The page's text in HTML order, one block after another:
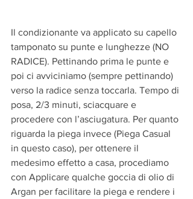
Il condizionante va applicato su capello
tamponato su punte e lunghezze (NO
RADICE). Pettinando prima le punte e
poi ci avviciniamo (sempre pettinando)
verso la radice senza toccarla. Tempo di
posa, 2/3 minuti, sciacquare e
procedere con l’asciugatura. Per quanto
riguarda la piega invece (Piega Casual
in questo caso), per ottenere il
medesimo effetto a casa, procediamo
con Applicare qualche goccia di olio di
Argan per facilitare la piega e rendere i